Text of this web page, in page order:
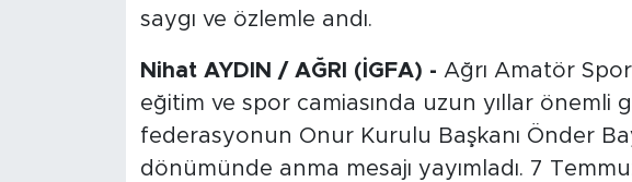
saygı ve özlemle andı.
Nihat AYDIN / AĞRI (İGFA) - Ağrı Amatör
eğitim ve spor camiasında uzun yıllar önemli
federasyonun Onur Kurulu Başkanı Önder
dönümünde anma mesajı yayımladı. 7